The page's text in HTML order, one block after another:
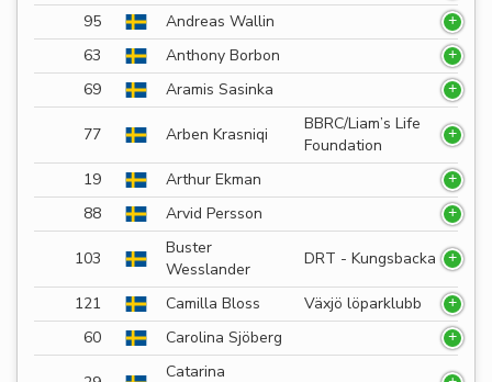
95
Andreas Wallin
63
Anthony Borbon
69
Aramis Sasinka
77 Arben Krasniqi
BBRC/Liam’s Life
Foundation
19
Arthur Ekman
88
Arvid Persson
103
Buster
Wesslander
DRT - Kungsbacka
121 Camilla Bloss
Växjö löparklubb
60
Carolina Sjöberg
Catarina